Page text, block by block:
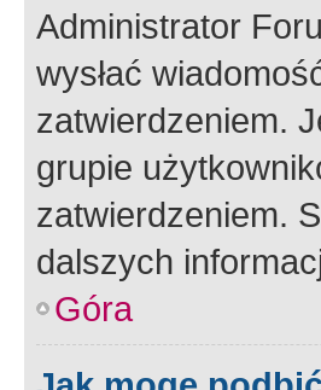
Administrator
wysłać
zatwierdzeniem.
grupie
zatwierdzeniem.
dalszych
Góra